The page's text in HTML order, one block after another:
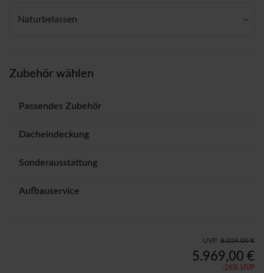
Naturbelassen
Zubehör wählen
Passendes Zubehör
Dacheindeckung
Sonderausstattung
Aufbauservice
UVP: 8.059,00 €
5.969,00 €
-26% UVP